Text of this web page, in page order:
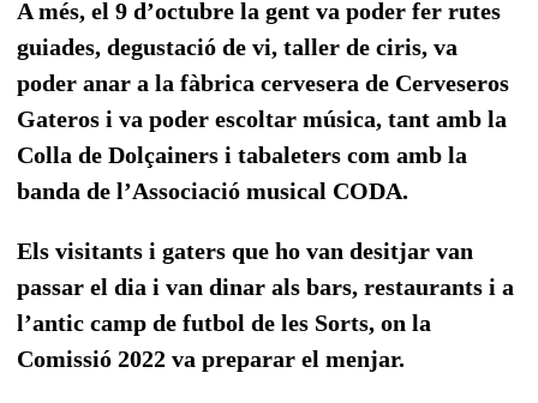
A més, el 9 d’octubre la gent va poder fer rutes
guiades, degustació de vi, taller de ciris, va
poder anar a la fàbrica cervesera de Cerveseros
Gateros i va poder escoltar música, tant amb la
Colla de Dolçainers i tabaleters com amb la
banda de l’Associació musical CODA.
Els visitants i gaters que ho van desitjar van
passar el dia i van dinar als bars, restaurants i a
l’antic camp de futbol de les Sorts, on la
Comissió 2022 va preparar el menjar.